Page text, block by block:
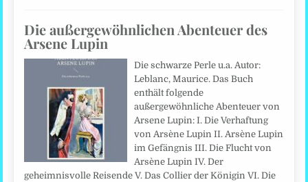
Die außergewöhnlichen Abenteuer des
Arsene Lupin
Die schwarze Perle u.a. Autor:
Leblanc, Maurice. Das Buch
enthält folgende
außergewöhnliche Abenteuer von
Arsene Lupin: I. Die Verhaftung
von Arsène Lupin II. Arsène Lupin
im Gefängnis III. Die Flucht von
Arsène Lupin IV. Der
geheimnisvolle Reisende V. Das Collier der Königin VI. Die